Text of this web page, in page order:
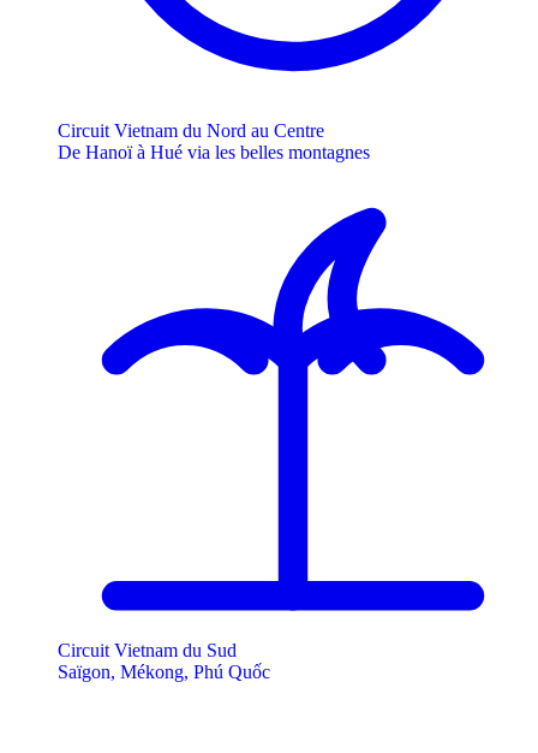
Circuit Vietnam du Nord au Centre
De Hanoï à Hué via les belles montagnes
Circuit Vietnam du Sud
Saïgon, Mékong, Phú Quốc